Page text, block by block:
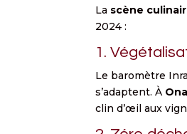
La scène
2024 :
1.
Le baromètre
s’adaptent. À
clin d’œil aux